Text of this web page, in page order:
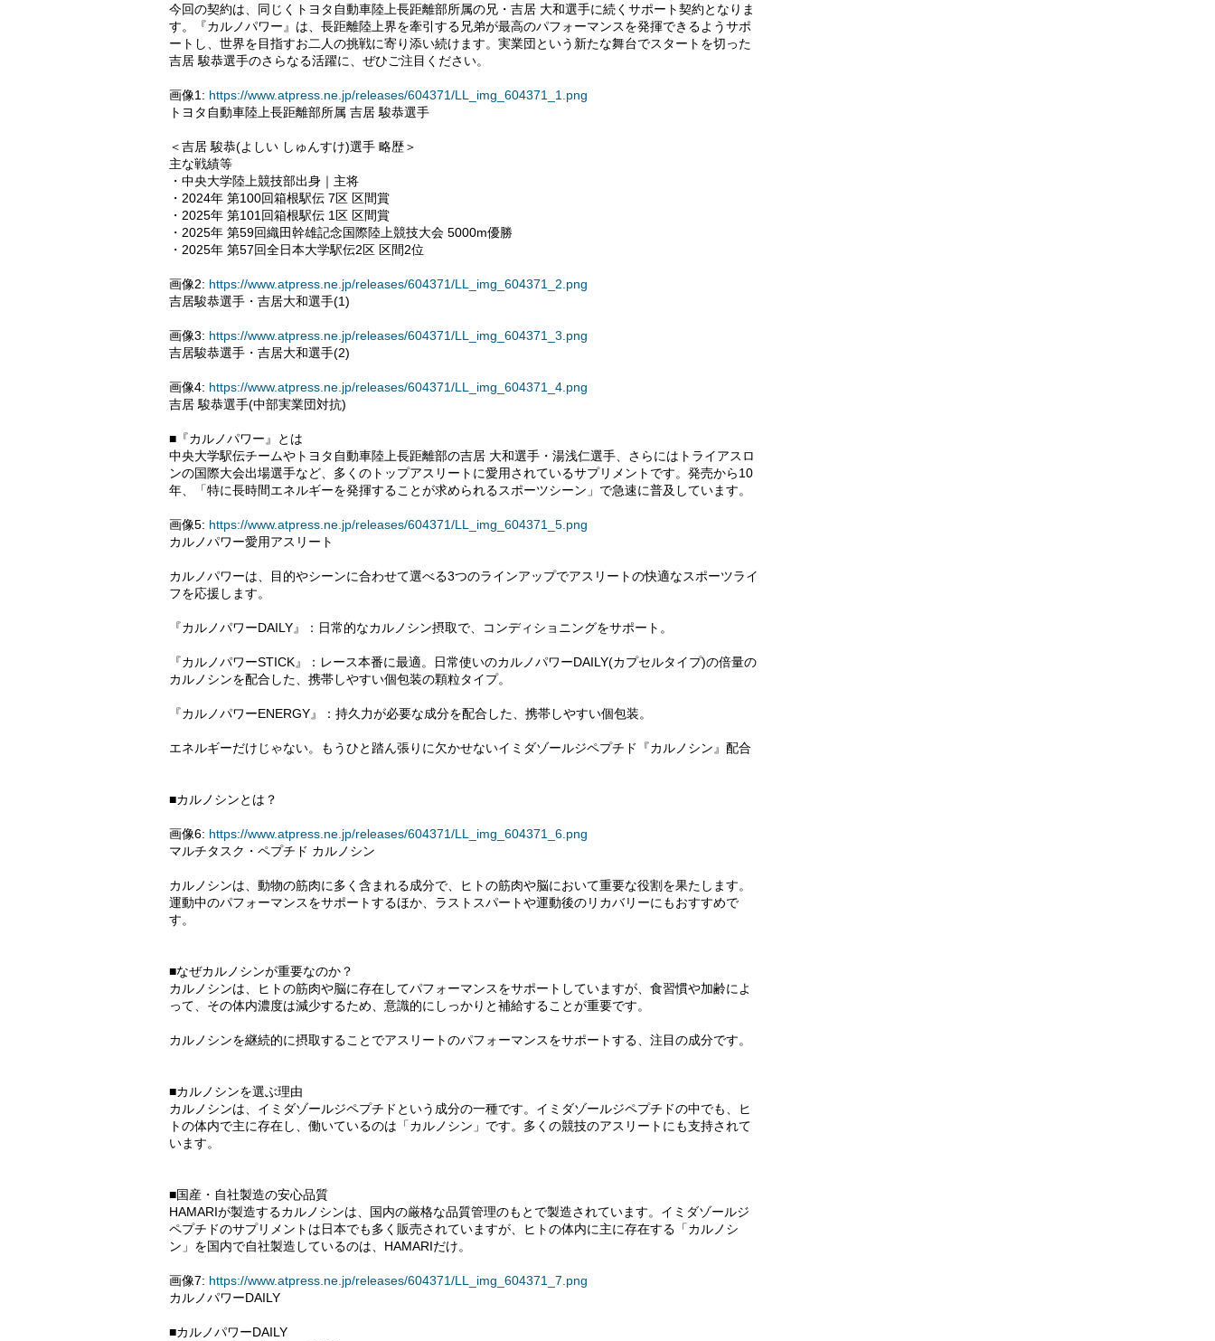
今回の契約は、同じくトヨタ自動車陸上長距離部所属の兄・吉居 大和選手に続くサポート契約となりま
す。『カルノパワー』は、長距離陸上界を牽引する兄弟が最高のパフォーマンスを発揮できるようサポ
ートし、世界を目指すお二人の挑戦に寄り添い続けます。実業団という新たな舞台でスタートを切った
吉居 駿恭選手のさらなる活躍に、ぜひご注目ください。
画像1: https://www.atpress.ne.jp/releases/604371/LL_img_604371_1.png
トヨタ自動車陸上長距離部所属 吉居 駿恭選手
＜吉居 駿恭(よしい しゅんすけ)選手 略歴＞
主な戦績等
・中央大学陸上競技部出身｜主将
・2024年 第100回箱根駅伝 7区 区間賞
・2025年 第101回箱根駅伝 1区 区間賞
・2025年 第59回織田幹雄記念国際陸上競技大会 5000m優勝
・2025年 第57回全日本大学駅伝2区 区間2位
画像2: https://www.atpress.ne.jp/releases/604371/LL_img_604371_2.png
吉居駿恭選手・吉居大和選手(1)
画像3: https://www.atpress.ne.jp/releases/604371/LL_img_604371_3.png
吉居駿恭選手・吉居大和選手(2)
画像4: https://www.atpress.ne.jp/releases/604371/LL_img_604371_4.png
吉居 駿恭選手(中部実業団対抗)
■『カルノパワー』とは
中央大学駅伝チームやトヨタ自動車陸上長距離部の吉居 大和選手・湯浅仁選手、さらにはトライアスロ
ンの国際大会出場選手など、多くのトップアスリートに愛用されているサプリメントです。発売から10
年、「特に長時間エネルギーを発揮することが求められるスポーツシーン」で急速に普及しています。
画像5: https://www.atpress.ne.jp/releases/604371/LL_img_604371_5.png
カルノパワー愛用アスリート
カルノパワーは、目的やシーンに合わせて選べる3つのラインアップでアスリートの快適なスポーツライ
フを応援します。
『カルノパワーDAILY』：日常的なカルノシン摂取で、コンディショニングをサポート。
『カルノパワーSTICK』：レース本番に最適。日常使いのカルノパワーDAILY(カプセルタイプ)の倍量の
カルノシンを配合した、携帯しやすい個包装の顆粒タイプ。
『カルノパワーENERGY』：持久力が必要な成分を配合した、携帯しやすい個包装。
エネルギーだけじゃない。もうひと踏ん張りに欠かせないイミダゾールジペプチド『カルノシン』配合
■カルノシンとは？
画像6: https://www.atpress.ne.jp/releases/604371/LL_img_604371_6.png
マルチタスク・ペプチド カルノシン
カルノシンは、動物の筋肉に多く含まれる成分で、ヒトの筋肉や脳において重要な役割を果たします。
運動中のパフォーマンスをサポートするほか、ラストスパートや運動後のリカバリーにもおすすめで
す。
■なぜカルノシンが重要なのか？
カルノシンは、ヒトの筋肉や脳に存在してパフォーマンスをサポートしていますが、食習慣や加齢によ
って、その体内濃度は減少するため、意識的にしっかりと補給することが重要です。
カルノシンを継続的に摂取することでアスリートのパフォーマンスをサポートする、注目の成分です。
■カルノシンを選ぶ理由
カルノシンは、イミダゾールジペプチドという成分の一種です。イミダゾールジペプチドの中でも、ヒ
トの体内で主に存在し、働いているのは「カルノシン」です。多くの競技のアスリートにも支持されて
います。
■国産・自社製造の安心品質
HAMARIが製造するカルノシンは、国内の厳格な品質管理のもとで製造されています。イミダゾールジ
ペプチドのサプリメントは日本でも多く販売されていますが、ヒトの体内に主に存在する「カルノシ
ン」を国内で自社製造しているのは、HAMARIだけ。
画像7: https://www.atpress.ne.jp/releases/604371/LL_img_604371_7.png
カルノパワーDAILY
■カルノパワーDAILY